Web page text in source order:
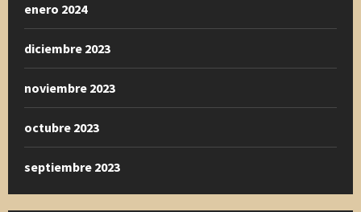
enero 2024
diciembre 2023
noviembre 2023
octubre 2023
septiembre 2023